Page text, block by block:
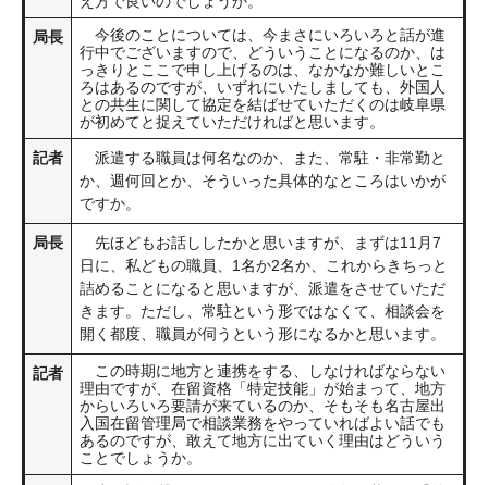
局長
今後のことについては、今まさにいろいろと話が進
行中でございますので、どういうことになるのか、は
っきりとここで申し上げるのは、なかなか難しいとこ
ろはあるのですが、いずれにいたしましても、外国人
との共生に関して協定を結ばせていただくのは岐阜県
が初めてと捉えていただければと思います。
記者
派遣する職員は何名なのか、また、常駐・非常勤と
か、週何回とか、そういった具体的なところはいかが
ですか。
局長
先ほどもお話ししたかと思いますが、まずは11月7
日に、私どもの職員、1名か2名か、これからきちっと
詰めることになると思いますが、派遣をさせていただ
きます。ただし、常駐という形ではなくて、相談会を
開く都度、職員が伺うという形になるかと思います。
記者
この時期に地方と連携をする、しなければならない
理由ですが、在留資格「特定技能」が始まって、地方
からいろいろ要請が来ているのか、そもそも名古屋出
入国在留管理局で相談業務をやっていればよい話でも
あるのですが、敢えて地方に出ていく理由はどういう
ことでしょうか。